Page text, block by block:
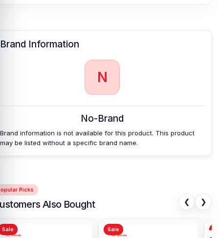
Brand Information
N
No-Brand
Brand information is not available for this product. This product
may be listed without a specific brand name.
Picks
Also Bought ❮ ❯
Sale Sale